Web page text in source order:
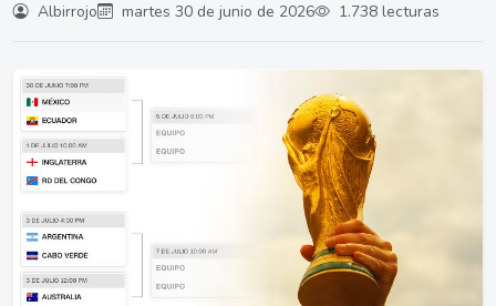
Albirrojo martes 30 de junio de 2026 1.738 lecturas